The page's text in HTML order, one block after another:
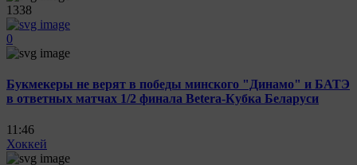
1338
0
Букмекеры не верят в победы минского "Динамо" и БАТЭ
в ответных матчах 1/2 финала Betera-Кубка Беларуси
11:46
Хоккей